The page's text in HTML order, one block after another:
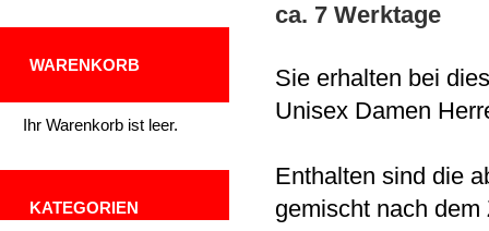
WARENKORB
Ihr Warenkorb ist leer.
KATEGORIEN
ca. 7 Werktage
Sie erhalten bei
Unisex Damen
Enthalten sind die
gemischt nach